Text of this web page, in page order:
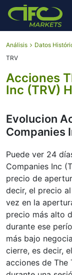
Análisis Datos
TRV
Acciones
Inc (TRV)
Evolucion
Companies
Puede ver 24
Companies Inc
precio de
decir, el precio
vez en la
precio más alto
durante ese
más bajo
cierre, es decir,
acciones de The